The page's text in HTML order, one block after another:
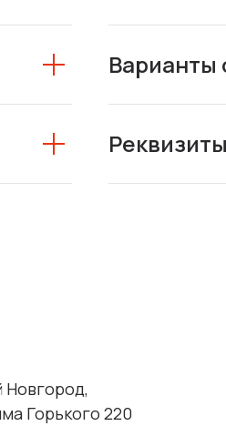
Варианты
Новгород,
Горького 220